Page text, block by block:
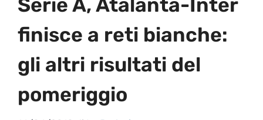
Serie A, Atalanta-Inter
finisce a reti bianche:
gli altri risultati del
pomeriggio